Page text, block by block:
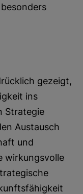
gezeigt,
ins
Strategie
Austausch
und
wirkungsvolle